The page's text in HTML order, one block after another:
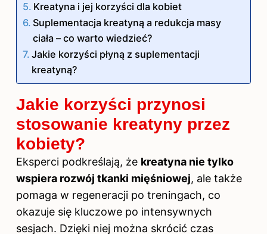
Kreatyna i jej korzyści dla kobiet
Suplementacja kreatyną a redukcja masy
ciała – co warto wiedzieć?
Jakie korzyści płyną z suplementacji
kreatyną?
Jakie korzyści przynosi
stosowanie kreatyny przez
kobiety?
Eksperci podkreślają, że kreatyna nie tylko
wspiera rozwój tkanki mięśniowej, ale także
pomaga w regeneracji po treningach, co
okazuje się kluczowe po intensywnych
sesjach. Dzięki niej można skrócić czas